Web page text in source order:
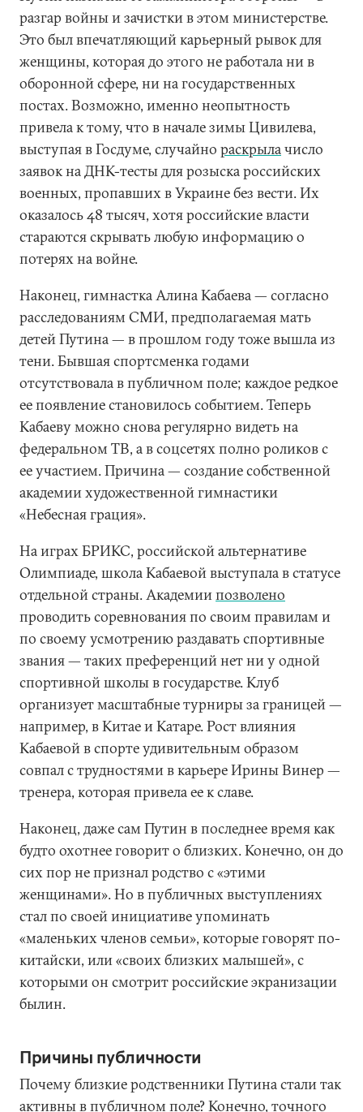
разгар войны и зачистки в этом министерстве.
Это был впечатляющий карьерный рывок для
женщины, которая до этого не работала ни в
оборонной сфере, ни на государственных
постах. Возможно, именно неопытность
привела к тому, что в начале зимы Цивилева,
выступая в Госдуме, случайно раскрылачисло
заявок на ДНК-тесты для розыска российских
военных, пропавших в Украине без вести. Их
оказалось 48 тысяч, хотя российские власти
стараются скрывать любую информацию о
потерях на войне.
Наконец, гимнастка Алина Кабаева — согласно
расследованиям СМИ, предполагаемая мать
детей Путина — в прошлом году тоже вышла из
тени. Бывшая спортсменка годами
отсутствовала в публичном поле; каждое редкое
ее появление становилось событием. Теперь
Кабаеву можно снова регулярно видеть на
федеральном ТВ, а в соцсетях полно роликов с
ее участием. Причина — создание собственной
академии художественной гимнастики
«Небесная грация».
На играх БРИКС, российской альтернативе
Олимпиаде, школа Кабаевой выступала в статусе
отдельной страны. Академиипозволено
проводить соревнования по своим правилам и
по своему усмотрению раздавать спортивные
звания — таких преференций нет ни у одной
спортивной школы в государстве. Клуб
организует масштабные турниры за границей —
например, в Китае и Катаре. Рост влияния
Кабаевой в спорте удивительным образом
совпал с трудностями в карьере Ирины Винер —
тренера, которая привела ее к славе.
Наконец, даже сам Путин в последнее время как
будто охотнее говорит о близких. Конечно, он до
сих пор не признал родство с «этими
женщинами». Но в публичных выступлениях
стал по своей инициативе упоминать
«маленьких членов семьи», которые говорят по-
китайски, или «своих близких малышей», с
которыми он смотрит российские экранизации
былин.
Причины публичности
Почему близкие родственники Путина стали так
активны в публичном поле? Конечно, точного